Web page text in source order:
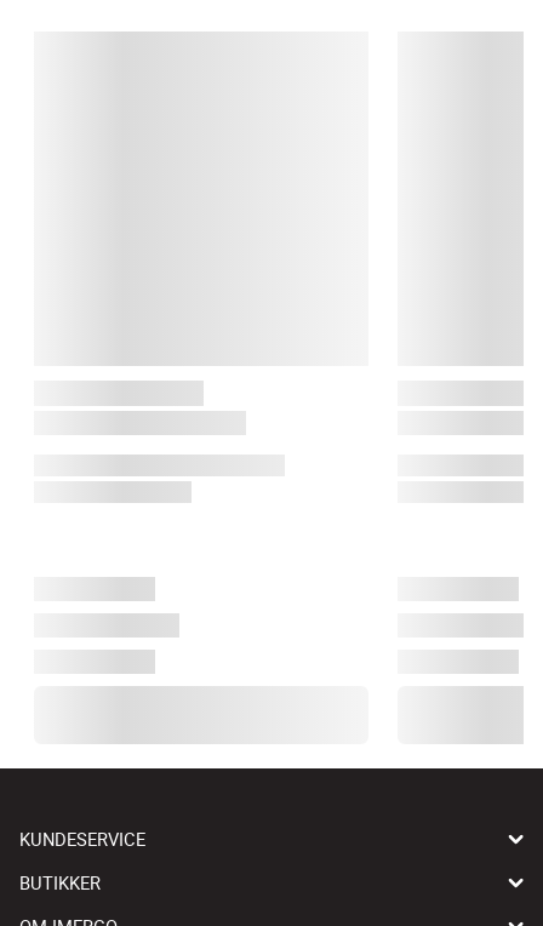
KUNDESERVICE
BUTIKKER